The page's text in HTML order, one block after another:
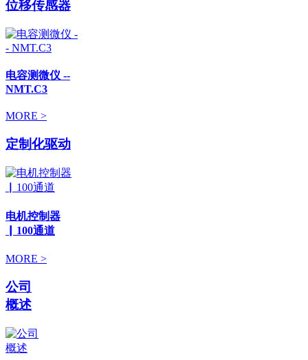
位移传感器
电容测微仪 --
NMT.C3
MORE >
定制化驱动
电机控制器
▏100通道
MORE >
公司
概述